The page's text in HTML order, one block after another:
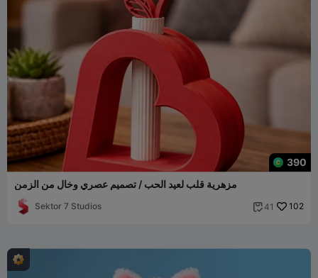
390
مزهرية قلب لعيد الحب / تصميم عصري وخالٍ من الزمن
Sektor 7 Studios  41 102